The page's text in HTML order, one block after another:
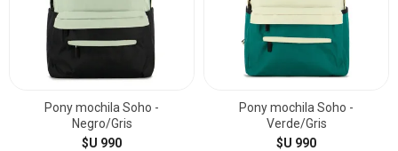
Pony mochila Soho -
Negro/Gris
$U 990
Pony mochila Soho -
Verde/Gris
$U 990